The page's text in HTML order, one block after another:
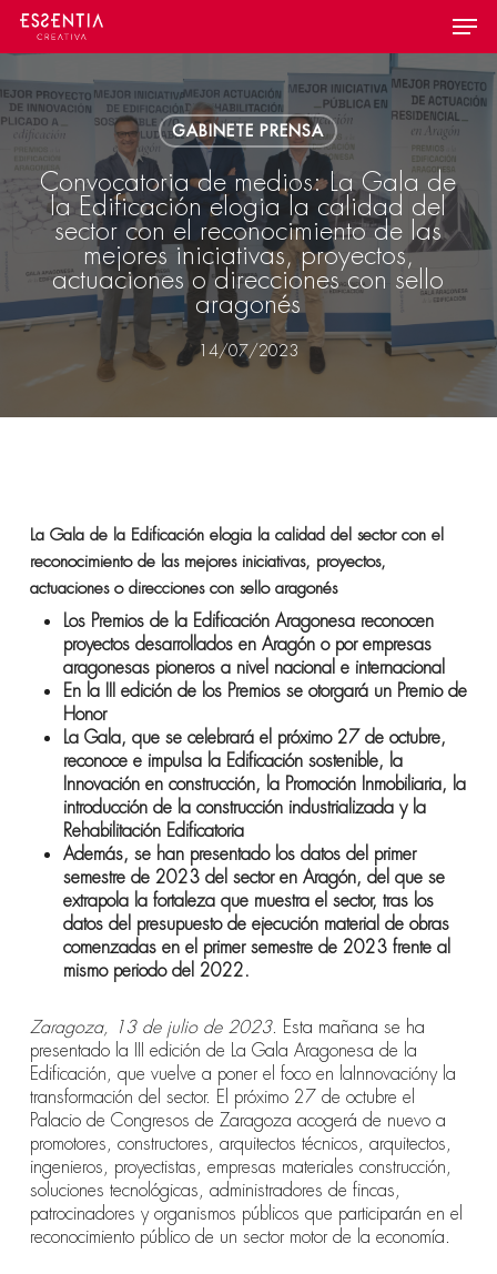
Skip
main
content
Menu
GABINETE PRENSA
Convocatoria de medios: La Gala de
la Edificación elogia la calidad del
sector con el reconocimiento de las
mejores iniciativas, proyectos,
actuaciones o direcciones con sello
aragonés
14/07/2023
La Gala de la Edificación elogia la calidad del sector con el
reconocimiento de las mejores iniciativas, proyectos,
actuaciones o direcciones con sello aragonés
Los Premios de la Edificación Aragonesa reconocen
proyectos desarrollados en Aragón o por empresas
aragonesas pioneros a nivel nacional e internacional
En la III edición de los Premios se otorgará un Premio de
Honor
La Gala, que se celebrará el próximo 27 de octubre,
reconoce e impulsa la Edificación sostenible, la
Innovación en construcción, la Promoción Inmobiliaria, la
introducción de la construcción industrializada y la
Rehabilitación Edificatoria
Además, se han presentado los datos del primer
semestre de 2023 del sector en Aragón, del que se
extrapola la fortaleza que muestra el sector, tras los
datos del presupuesto de ejecución material de obras
comenzadas en el primer semestre de 2023 frente al
mismo periodo del 2022.
Zaragoza, 13 de julio de 2023. Esta mañana se ha
presentado la III edición de La Gala Aragonesa de la
Edificación, que vuelve a poner el foco en laInnovacióny la
transformación del sector. El próximo 27 de octubre el
Palacio de Congresos de Zaragoza acogerá de nuevo a
promotores, constructores, arquitectos técnicos, arquitectos,
ingenieros, proyectistas, empresas materiales construcción,
soluciones tecnológicas, administradores de fincas,
patrocinadores y organismos públicos que participarán en el
reconocimiento público de un sector motor de la economía.